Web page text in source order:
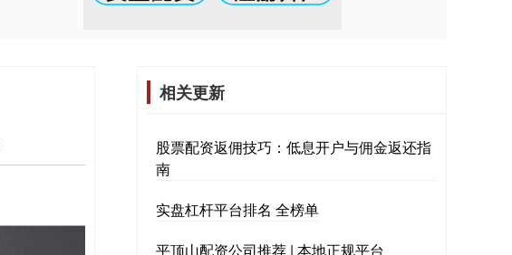
相关更新
股票配资返佣技巧：低息开户与佣金返还指
南
实盘杠杆平台排名 全榜单
平顶山配资公司推荐 | 本地正规平台